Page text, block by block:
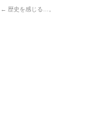
← 歴史を感じる…。